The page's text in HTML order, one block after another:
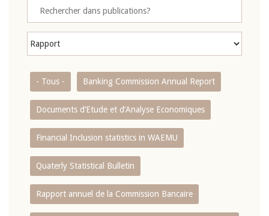
- Tous - Banking Commission Annual Report
Documents d’Etude et d’Analyse Economiques
Financial Inclusion statistics in WAEMU
Quaterly Statistical Bulletin
Rapport annuel de la Commission Bancaire